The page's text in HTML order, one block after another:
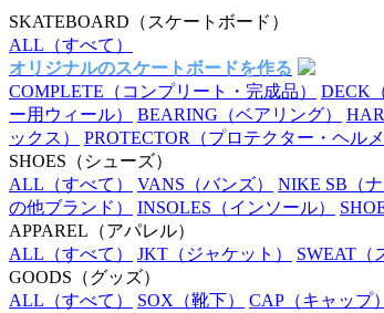
SKATEBOARD （スケートボード）
ALL （すべて）
オリジナルのスケートボードを作る
COMPLETE （コンプリート・完成品） DECK
ー用ウィール）
BEARING （ベアリング）
ックス）
PROTECTOR （プロテクター・ヘル
SHOES （シューズ）
ALL （すべて） VANS （バンズ） NIKE SB （
の他ブランド）
INSOLES （インソール）
APPAREL （アパレル）
ALL （すべて） JKT （ジャケット） SWEAT
GOODS （グッズ）
ALL （すべて） SOX （靴下） CAP （キャップ）